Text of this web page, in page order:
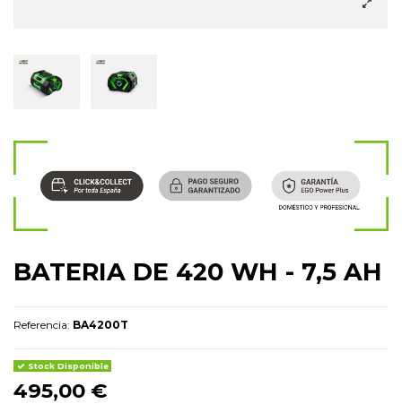
BATERIA DE 420 WH - 7,5 AH
Referencia: BA4200T
Stock Disponible
495,00 €